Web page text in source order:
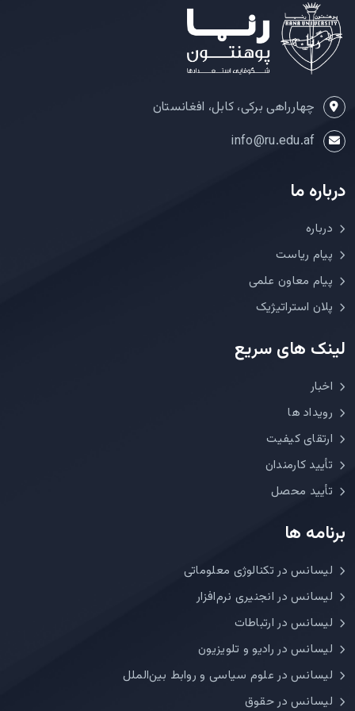
چهارراهی برکی، کابل، افغانستان
درباره ما
درباره
پیام ریاست
پیام معاون علمی
پلان استراتیژیک
لینک های سریع
اخبار
رویداد ها
ارتقای کیفیت
تأیید کارمندان
تأیید محصل
برنامه ها
لیسانس در تکنالوژی معلوماتی
لیسانس در انجنیری نرم‌افزار
لیسانس در ارتباطات
لیسانس در رادیو و تلویزیون
لیسانس در علوم سیاسی و روابط بین‌الملل
لیسانس در حقوق